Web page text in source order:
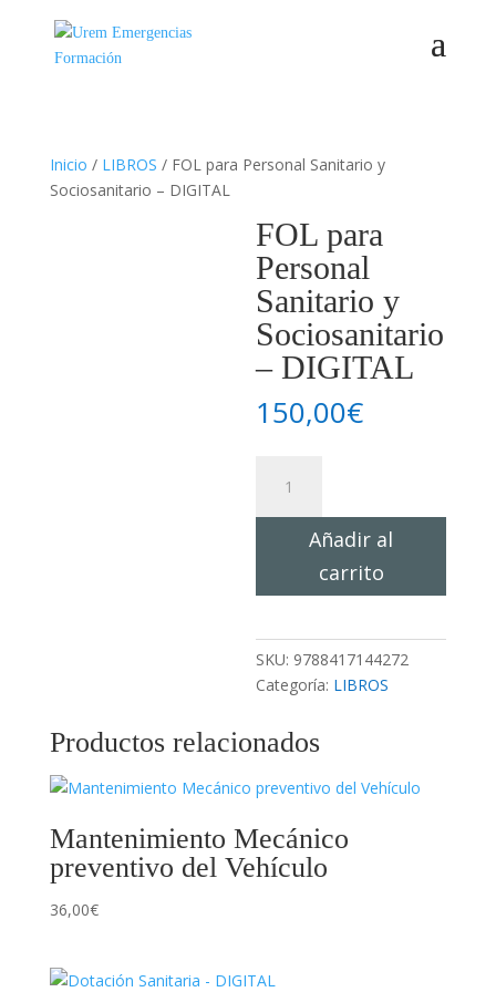
Inicio / LIBROS / FOL para Personal Sanitario y
Sociosanitario – DIGITAL
FOL para
Personal
Sanitario y
Sociosanitario
– DIGITAL
150,00€
Personal
Sanitario
Sociosanitario
DIGITAL
cantidad
Añadir al
carrito
SKU: 9788417144272
Categoría: LIBROS
Productos relacionados
Mantenimiento Mecánico
preventivo del Vehículo
36,00€